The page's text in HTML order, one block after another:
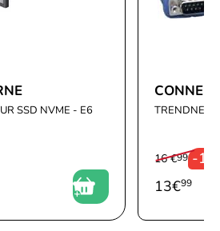
SSD NVME - E6 TRENDNET
-
16 €99
13€99